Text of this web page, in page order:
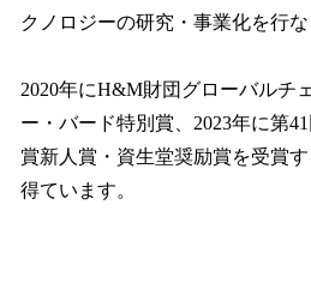
クノロジーの研究・事業化を行な
2020年にH&M財団グローバルチ
ー・バード特別賞、2023年に第
賞新人賞・資生堂奨励賞を受賞
得ています。